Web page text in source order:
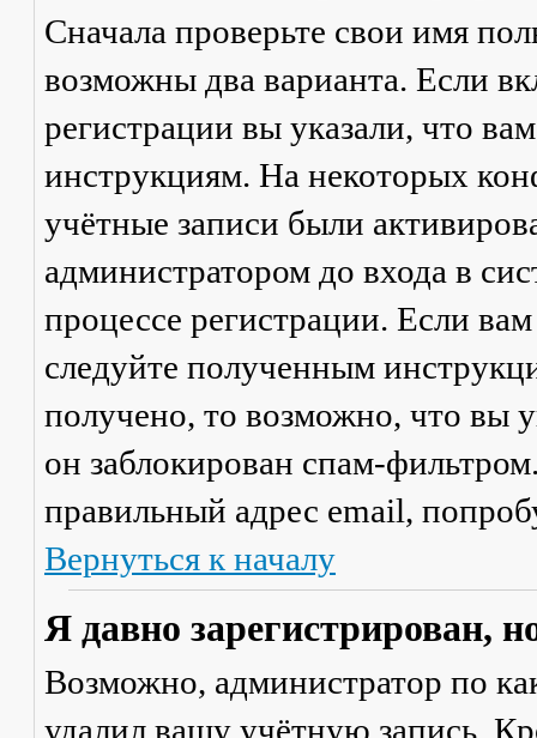
Сначала проверьте свои имя
возможны два варианта. Если
регистрации вы указали, что
инструкциям. На некоторых
учётные записи были
администратором до входа в
процессе регистрации. Если
следуйте полученным
получено, то возможно, что вы
он заблокирован спам-
правильный адрес email,
Вернуться к началу
Я давно зарегистрирован,
Возможно, администратор по
удалил вашу учётную запись.